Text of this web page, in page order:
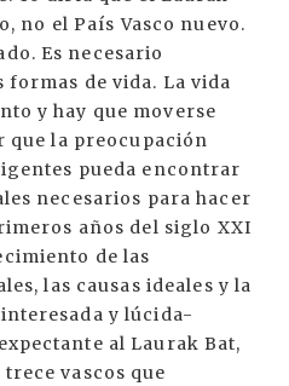
no el País Vasco nuevo.
Es necesario
formas de vida. La vida
y hay que moverse
que la preocupación
pueda encontrar
necesarios para hacer
años del siglo XXI
de las
las causas ideales y la
y lúcida-
al Laurak Bat,
vascos que